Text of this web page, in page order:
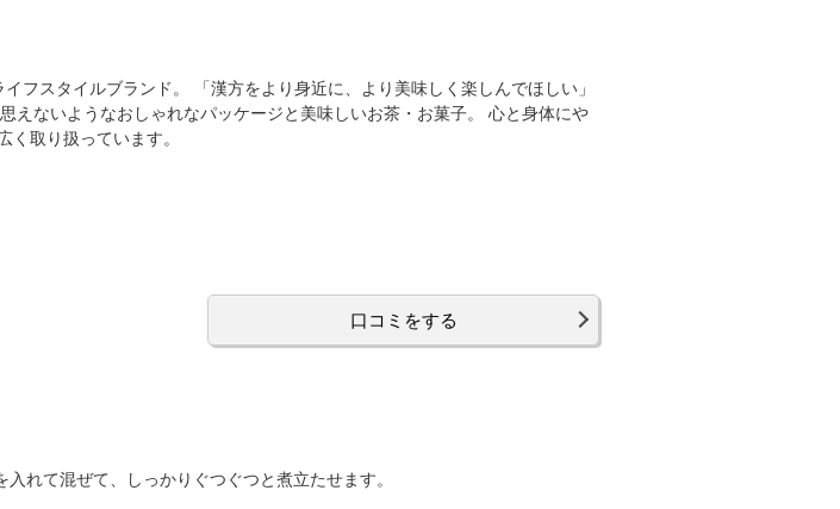
フスタイルブランド。 「漢方をより身近に、より美味しく楽しんでほしい」
えないようなおしゃれなパッケージと美味しいお茶・お菓子。 心と身体にや
取り扱っています。
口コミをする
れて混ぜて、しっかりぐつぐつと煮立たせます。